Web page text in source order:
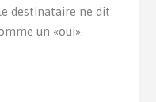
destinataire ne dit
un «oui».